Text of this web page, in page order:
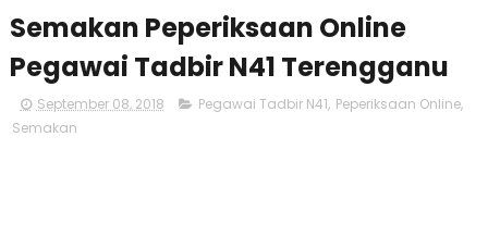
Semakan Peperiksaan Online
Pegawai Tadbir N41 Terengganu
September 08, 2018 Pegawai Tadbir N41, Peperiksaan Online,
Semakan